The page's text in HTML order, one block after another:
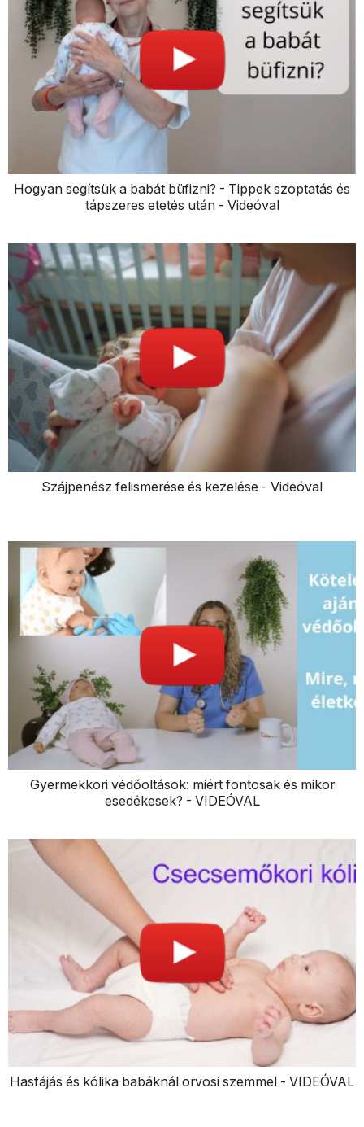
Hogyan segítsük a babát büfizni? - Tippek szoptatás és
tápszeres etetés után - Videóval
Szájpenész felismerése és kezelése - Videóval
Gyermekkori védőoltások: miért fontosak és mikor
esedékesek? - VIDEÓVAL
Hasfájás és kólika babáknál orvosi szemmel - VIDEÓVAL